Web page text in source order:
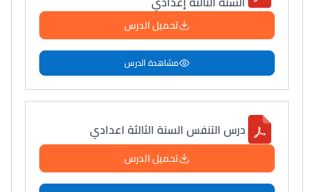
تحميل الدرس
مشاهدة الدرس
درس التنفس السنة الثالثة اعدادي
تحميل الدرس